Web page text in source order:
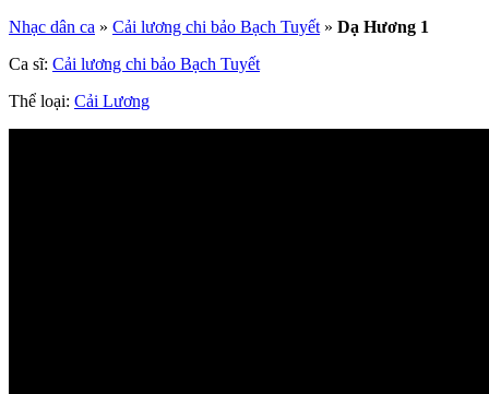
Nhạc dân ca » Cải lương chi bảo Bạch Tuyết» Dạ Hương 1
Ca sĩ: Cải lương chi bảo Bạch Tuyết
Thể loại: Cải Lương